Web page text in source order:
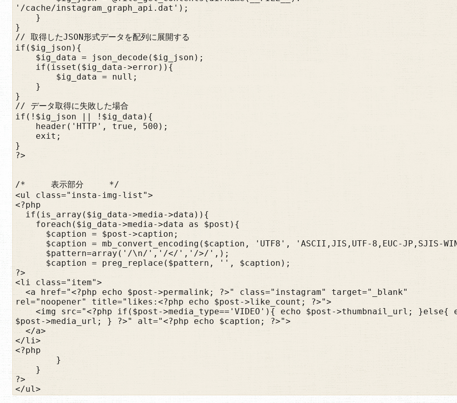
'/cache/instagram_graph_api.dat');
}
// 取得したJSON形式データを配列に展開する
if($ig_json){
}
// データ取得に失敗した場合
if(!$ig_json || !$ig_data){
}
?>
/*     表示部分     */
<ul class="insta-img-list">
<?php
?>
<li class="item">
rel="noopener" title="likes:<?php echo $post->like_count; ?>">
$post->media_url; } ?>" alt="<?php echo $caption; ?>">
</li>
<?php
?>
</ul>